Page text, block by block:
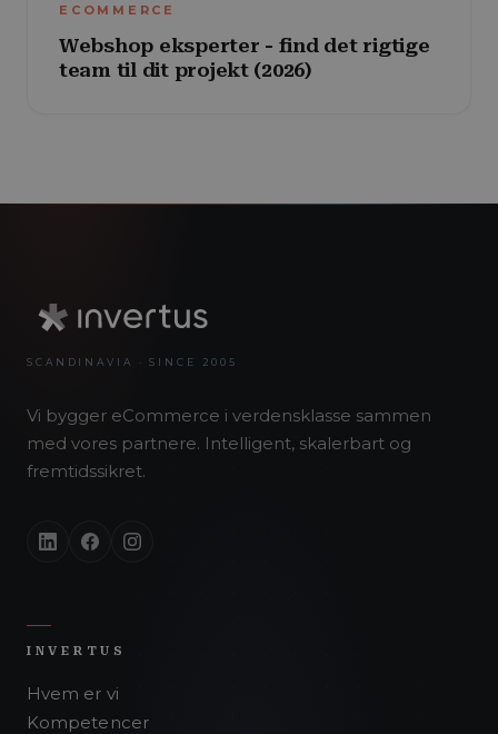
ECOMMERCE
Webshop eksperter - find det rigtige
team til dit projekt (2026)
SCANDINAVIA · SINCE 2005
Vi bygger eCommerce i verdensklasse sammen
med vores partnere. Intelligent, skalerbart og
fremtidssikret.
INVERTUS
Hvem er vi
Kompetencer